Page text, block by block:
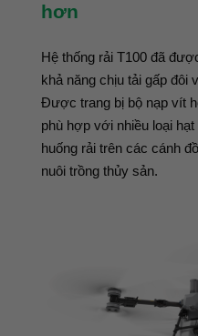
hơn
Hệ thống rải T100 đã
khả năng chịu tải gấp đôi
Được trang bị bộ nạp vít
phù hợp với nhiều loại
huống rải trên các cánh
nuôi trồng thủy sản.